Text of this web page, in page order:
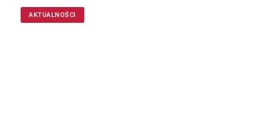
AKTUALNOŚCI